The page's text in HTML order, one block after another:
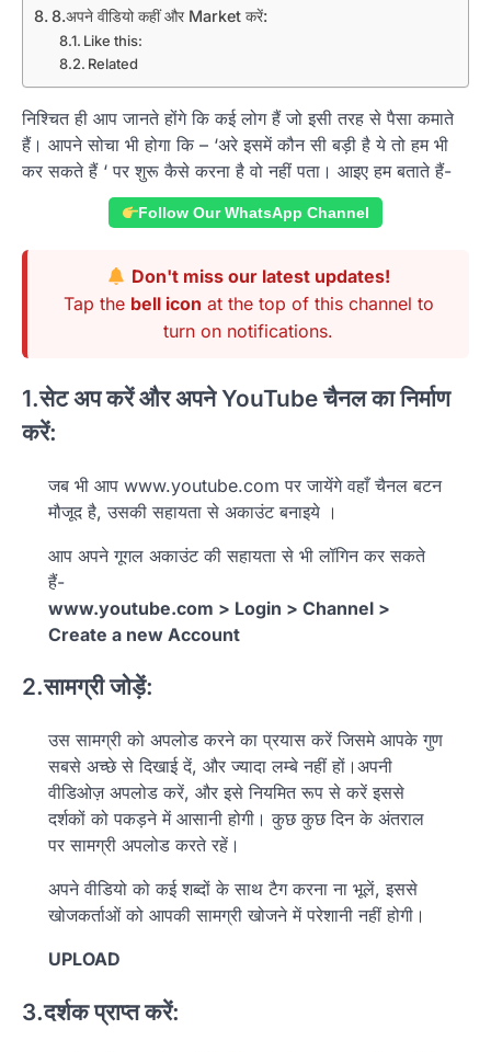
8.अपने वीडियो कहीं और Market करें:
Like this:
Related
निश्चित ही आप जानते होंगे कि कई लोग हैं जो इसी तरह से पैसा कमाते
हैं। आपने सोचा भी होगा कि – ‘अरे इसमें कौन सी बड़ी है ये तो हम भी
कर सकते हैं ‘ पर शुरू कैसे करना है वो नहीं पता। आइए हम बताते हैं-
Follow Our WhatsApp Channel
Don't miss our latest updates!
Tap the bell icon at the top of this channel to
turn on notifications.
1.सेट अप करें और अपने YouTube चैनल का निर्माण
करें:
जब भी आप www.youtube.com पर जायेंगे वहाँ चैनल बटन
मौजूद है, उसकी सहायता से अकाउंट बनाइये ।
आप अपने गूगल अकाउंट की सहायता से भी लॉगिन कर सकते
हैं-
www.youtube.com > Login > Channel >
Create a new Account
2.सामग्री जोड़ें:
उस सामग्री को अपलोड करने का प्रयास करें जिसमे आपके गुण
सबसे अच्छे से दिखाई दें, और ज्यादा लम्बे नहीं हों।अपनी
वीडिओज़ अपलोड करें, और इसे नियमित रूप से करें इससे
दर्शकों को पकड़ने में आसानी होगी। कुछ कुछ दिन के अंतराल
पर सामग्री अपलोड करते रहें।
अपने वीडियो को कई शब्दों के साथ टैग करना ना भूलें, इससे
खोजकर्ताओं को आपकी सामग्री खोजने में परेशानी नहीं होगी।
UPLOAD
3.दर्शक प्राप्त करें: